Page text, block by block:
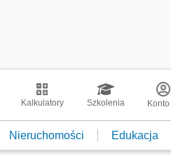
Kalkulatory Szkolenia Konto
Nieruchomości Edukacja